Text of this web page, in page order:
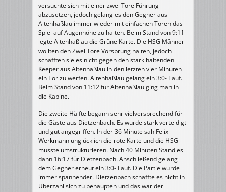
versuchte sich mit einer zwei Tore Führung
abzusetzen, jedoch gelang es den Gegner aus
Altenhaßlau immer wieder mit einfachen Toren das
Spiel auf Augenhöhe zu halten. Beim Stand von 9:11
legte Altenhaßlau die Grüne Karte. Die HSG Männer
wollten den Zwei Tore Vorsprung halten, jedoch
schafften sie es nicht gegen den stark haltenden
Keeper aus Altenhaßlau in den letzten vier Minuten
ein Tor zu werfen. Altenhaßlau gelang ein 3:0- Lauf.
Beim Stand von 11:12 für Altenhaßlau ging man in
die Kabine.
Die zweite Hälfte begann sehr vielversprechend für
die Gäste aus Dietzenbach. Es wurde stark verteidigt
und gut angegriffen. In der 36 Minute sah Felix
Werkmann unglücklich die rote Karte und die HSG
musste umstrukturieren. Nach 40 Minuten Stand es
dann 16:17 für Dietzenbach. Anschließend gelang
dem Gegner erneut ein 3:0- Lauf. Die Partie wurde
immer spannender. Dietzenbach schaffte es nicht in
Überzahl sich zu behaupten und das war der